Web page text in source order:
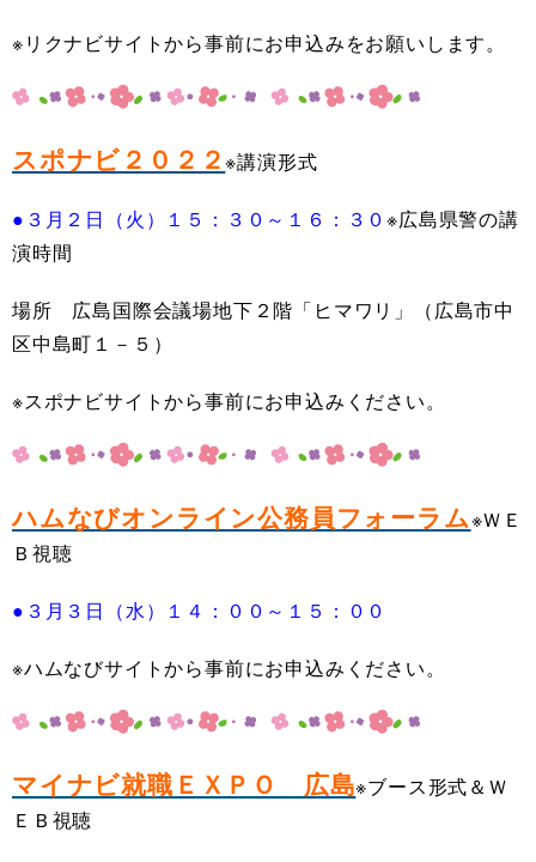
※リクナビサイトから事前にお申込みをお願いします。
スポナビ２０２２※講演形式
●３月２日（火）１５：３０～１６：３０※広島県警の講
演時間
場所 広島国際会議場地下２階「ヒマワリ」（広島市中
区中島町１－５）
※スポナビサイトから事前にお申込みください。
ハムなびオンライン公務員フォーラム※ＷＥ
Ｂ視聴
●３月３日（水）１４：００～１５：００
※ハムなびサイトから事前にお申込みください。
マイナビ就職ＥＸＰＯ 広島※ブース形式＆Ｗ
ＥＢ視聴